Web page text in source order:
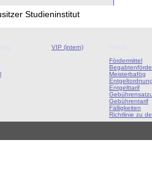
Studieninstitut
VIP (intern)
Fördermittel
Meisterbafög
Entgelttarif
Gebührentarif
Fälligkeiten
Richtlinie zu